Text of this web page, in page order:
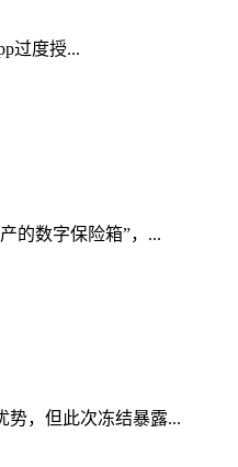
过度授...
的数字保险箱”，...
势，但此次冻结暴露...